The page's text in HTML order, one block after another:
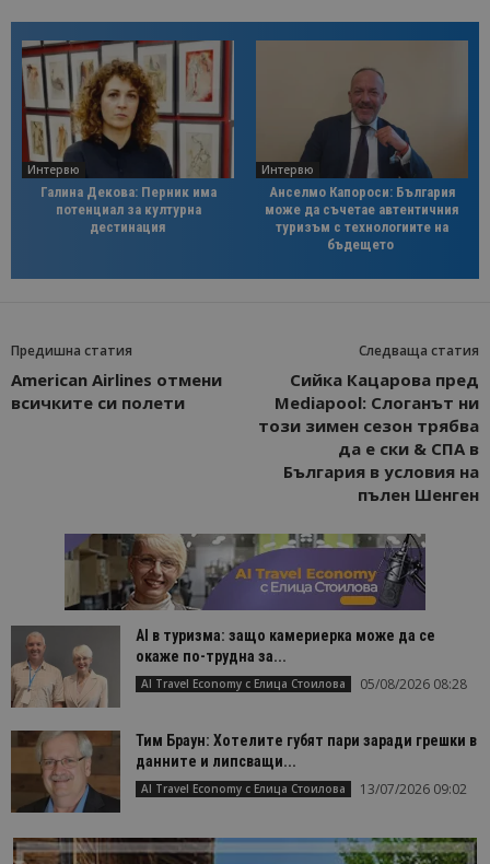
Интервю
Галина Декова: Перник има
потенциал за културна
дестинация
Интервю
Анселмо Капороси: България
може да съчетае автентичния
туризъм с технологиите на
бъдещето
Предишна статия
American Airlines отмени
всичките си полети
Следваща статия
Сийка Кацарова пред
Mediapool: Слоганът ни
този зимен сезон трябва
да е ски & СПА в
България в условия на
пълен Шенген
AI в туризма: защо камериерка може да се
окаже по-трудна за...
AI Travel Economy с Елица Стоилова 05/08/2026 08:28
Тим Браун: Хотелите губят пари заради грешки в
данните и липсващи...
AI Travel Economy с Елица Стоилова 13/07/2026 09:02